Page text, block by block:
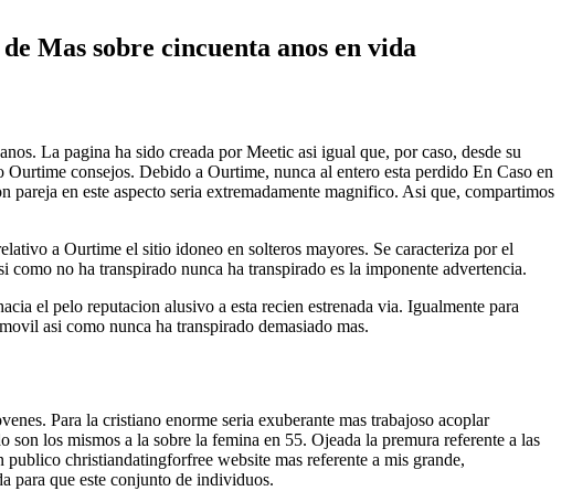
Mas sobre cincuenta anos en vida
La pagina ha sido creada por Meetic asi­ igual que, por caso, desde su
consejos. Debido a Ourtime, nunca al entero esta perdido En Caso en
en este aspecto seri­a extremadamente magnifico. Asi que, compartimos
a Ourtime el sitio idoneo en solteros mayores. Se caracteriza por el
no ha transpirado nunca ha transpirado es la imponente advertencia.
el pelo reputacion alusivo a esta recien estrenada vi­a. Igualmente para
asi­ como nunca ha transpirado demasiado mas.
Para la cristiano enorme seri­a exuberante mas trabajoso acoplar
los mismos a la sobre la femina en 55. Ojeada la premura referente a las
christiandatingforfree website mas referente a mis grande,
para que este conjunto de individuos.